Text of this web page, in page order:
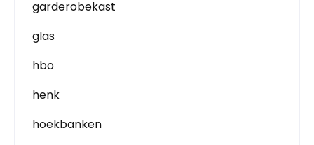
garderobekast
glas
hbo
henk
hoekbanken